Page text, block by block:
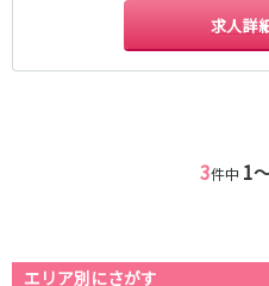
求人詳
3件中 1
エリア別にさがす
渋川
神
桜木町駅
蕨駅
南
北
西日暮里駅